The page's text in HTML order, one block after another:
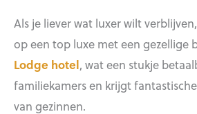
Als je liever wat luxer wilt
op een top luxe met een gezellige
Lodge hotel, wat een stukje
familiekamers en krijgt
van gezinnen.